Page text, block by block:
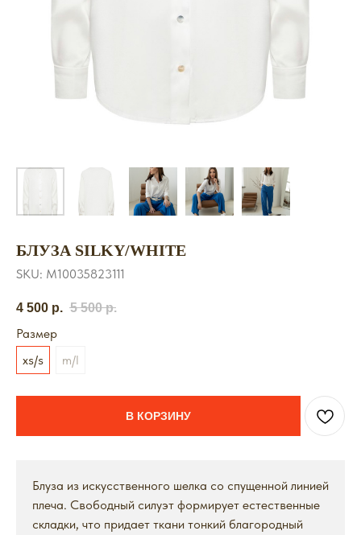
БЛУЗА SILKY/WHITE
SKU: M10035823111
4 500 р. 5 500 р.
Размер
xs/s
m/l
В КОРЗИНУ
Блуза из искусственного шелка со спущенной линией
плеча. Свободный силуэт формирует естественные
складки, что придает ткани тонкий благородный